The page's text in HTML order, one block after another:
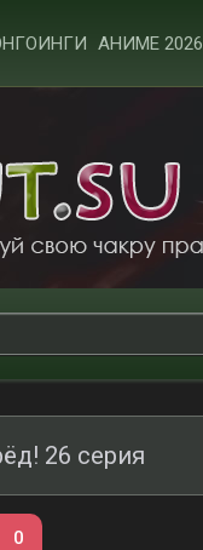
АНИМЕ 2026
26 серия
0